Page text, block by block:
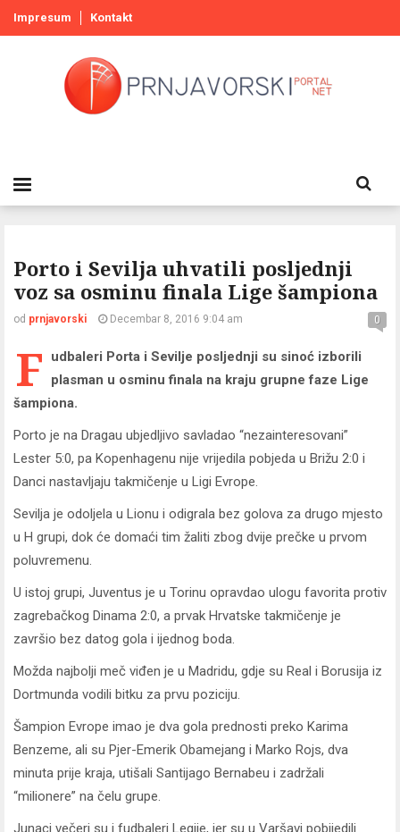
Impresum Kontakt
Porto i Sevilja uhvatili posljednji
voz sa osminu finala Lige šampiona
od prnjavorski Decembar 8, 2016 9:04 am 0
F
udbaleri Porta i Sevilje posljednji su sinoć izborili
plasman u osminu finala na kraju grupne faze Lige
šampiona.
Porto je na Dragau ubjedljivo savladao “nezainteresovani”
Lester 5:0, pa Kopenhagenu nije vrijedila pobjeda u Brižu 2:0 i
Danci nastavljaju takmičenje u Ligi Evrope.
Sevilja je odoljela u Lionu i odigrala bez golova za drugo mjesto
u H grupi, dok će domaći tim žaliti zbog dvije prečke u prvom
poluvremenu.
U istoj grupi, Juventus je u Torinu opravdao ulogu favorita protiv
zagrebačkog Dinama 2:0, a prvak Hrvatske takmičenje je
završio bez datog gola i ijednog boda.
Možda najbolji meč viđen je u Madridu, gdje su Real i Borusija iz
Dortmunda vodili bitku za prvu poziciju.
Šampion Evrope imao je dva gola prednosti preko Karima
Benzeme, ali su Pjer-Emerik Obamejang i Marko Rojs, dva
minuta prije kraja, utišali Santijago Bernabeu i zadržali
“milionere” na čelu grupe.
Junaci večeri su i fudbaleri Legije, jer su u Varšavi pobijedili